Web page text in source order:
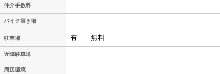
仲介手数料
バイク置き場
駐車場 有 無料
近隣駐車場
周辺環境